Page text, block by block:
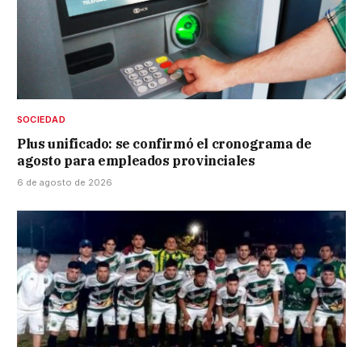
SOCIEDAD
Plus unificado: se confirmó el cronograma de
agosto para empleados provinciales
6 de agosto de 2026